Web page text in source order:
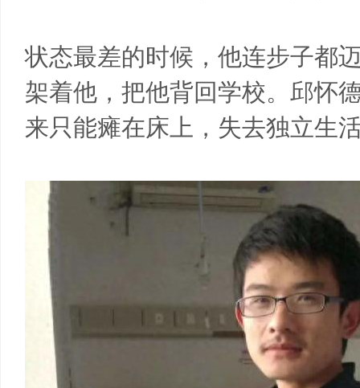
状态最差的时候，他连步子都
架着他，把他背回学校。邱怀
来只能瘫在床上，失去独立生